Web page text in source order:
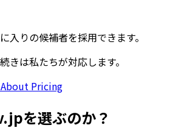
入りの候補者を採用できます。
きは私たちが対応します。
Pricing
を選ぶのか？